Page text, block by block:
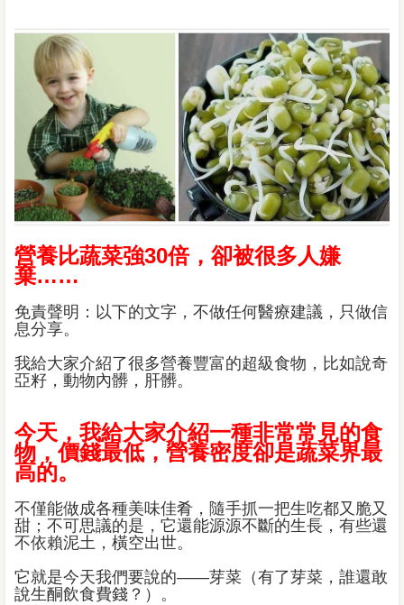
營養比蔬菜強30倍，卻被很多人嫌
棄……
免責聲明：以下的文字，不做任何醫療建議，只做信
息分享。
我給大家介紹了很多營養豐富的超級食物，比如說奇
亞籽，動物內髒，肝髒。
今天，我給大家介紹一種非常常見的食
物，價錢最低，營養密度卻是蔬菜界最
高的。
不僅能做成各種美味佳肴，隨手抓一把生吃都又脆又
甜；不可思議的是，它還能源源不斷的生長，有些還
不依賴泥土，橫空出世。
它就是今天我們要說的——芽菜（有了芽菜，誰還敢
說生酮飲食費錢？）。